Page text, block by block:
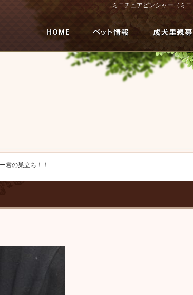
ミニチュアピンシャー（ミ
君の巣立ち！！